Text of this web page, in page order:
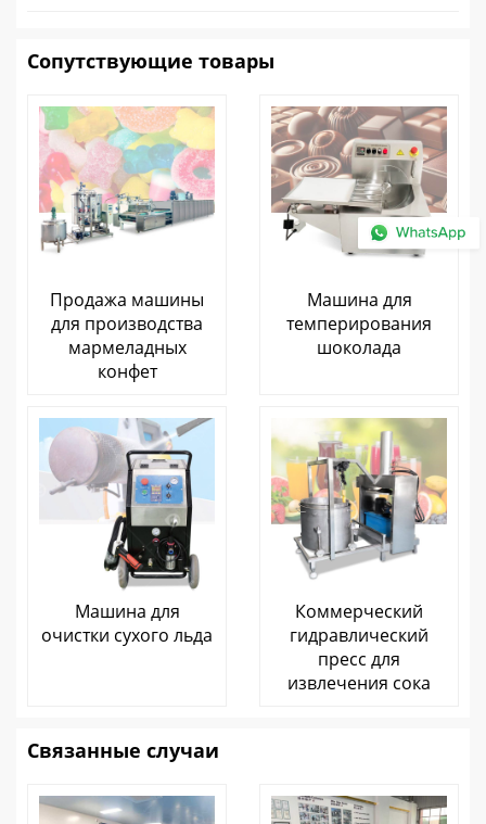
Сопутствующие товары
Продажа машины
для производства
мармеладных
конфет
Машина для
темперирования
шоколада
Машина для
очистки сухого льда
Коммерческий
гидравлический
пресс для
извлечения сока
Связанные случаи